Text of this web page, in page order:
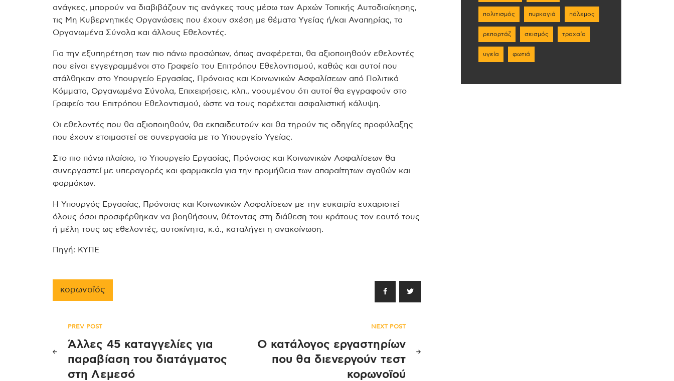
ανάγκες, μπορούν να διαβιβάζουν τις ανάγκες τους μέσω των Αρχών Τοπικής Αυτοδιοίκησης,
τις Μη Κυβερνητικές Οργανώσεις που έχουν σχέση με θέματα Υγείας ή/και Αναπηρίας, τα
Οργανωμένα Σύνολα και άλλους Εθελοντές.
Για την εξυπηρέτηση των πιο πάνω προσώπων, όπως αναφέρεται, θα αξιοποιηθούν εθελοντές
που είναι εγγεγραμμένοι στο Γραφείο του Επιτρόπου Εθελοντισμού, καθώς και αυτοί που
στάλθηκαν στο Υπουργείο Εργασίας, Πρόνοιας και Κοινωνικών Ασφαλίσεων από Πολιτικά
Κόμματα, Οργανωμένα Σύνολα, Επιχειρήσεις, κλπ., νοουμένου ότι αυτοί θα εγγραφούν στο
Γραφείο του Επιτρόπου Εθελοντισμού, ώστε να τους παρέχεται ασφαλιστική κάλυψη.
Οι εθελοντές που θα αξιοποιηθούν, θα εκπαιδευτούν και θα τηρούν τις οδηγίες προφύλαξης
που έχουν ετοιμαστεί σε συνεργασία με το Υπουργείο Υγείας.
Στο πιο πάνω πλαίσιο, το Υπουργείο Εργασίας, Πρόνοιας και Κοινωνικών Ασφαλίσεων θα
συνεργαστεί με υπεραγορές και φαρμακεία για την προμήθεια των απαραίτητων αγαθών και
φαρμάκων.
Η Υπουργός Εργασίας, Πρόνοιας και Κοινωνικών Ασφαλίσεων με την ευκαιρία ευχαριστεί
όλους όσοι προσφέρθηκαν να βοηθήσουν, θέτοντας στη διάθεση του κράτους τον εαυτό τους
ή μέλη τους ως εθελοντές, αυτοκίνητα, κ.ά., καταλήγει η ανακοίνωση.
Πηγή: ΚΥΠΕ
κορωνοϊός
Πλοήγηση
άρθρων
PREV POST
Άλλες 45 καταγγελίες για
παραβίαση του διατάγματος
στη Λεμεσό
NEXT POST
Ο κατάλογος εργαστηρίων
που θα διενεργούν τεστ
κορωνοϊού
πολιτισμός πυρκαγιά πόλεμος
ρεπορτάζ σεισμός τροχαίο
υγεία φωτιά